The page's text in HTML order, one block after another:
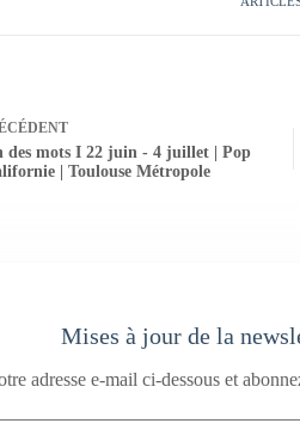
des mots I 22 juin - 4 juillet | Pop
| Toulouse Métropole
Mises à jour de la
adresse e-mail ci-dessous et